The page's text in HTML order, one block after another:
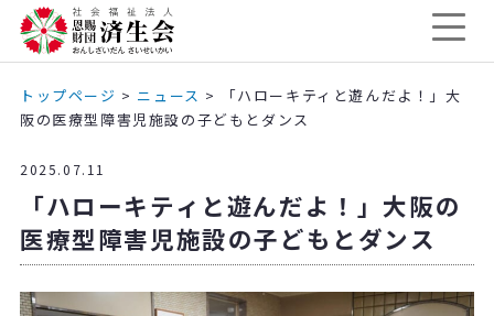
トップページ > ニュース >
「ハローキティと遊んだよ！」大
阪の医療型障害児施設の子どもとダンス
2025.07.11
「ハローキティと遊んだよ！」大阪の
医療型障害児施設の子どもとダンス